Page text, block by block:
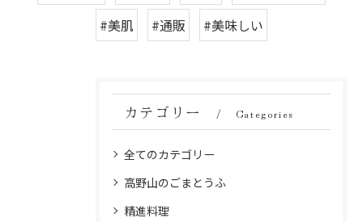
#美肌
#通販 #美味しい
カテゴリー Categories
全てのカテゴリー
高野山のごまとうふ
精進料理